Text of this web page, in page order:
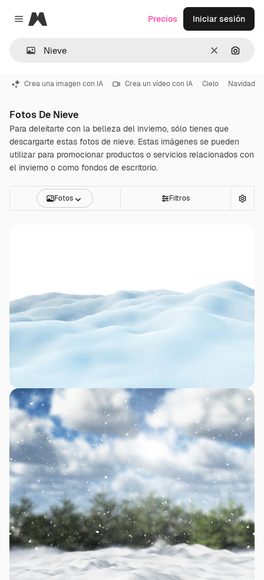
Close menu
Magnific
Borrar
Precios Iniciar sesión
Crea una imagen con IA Crea un vídeo con IA Cielo Navidad
Fotos De Nieve
Para deleitarte con la belleza del invierno, sólo tienes que
descargarte estas fotos de nieve. Estas imágenes se pueden
utilizar para promocionar productos o servicios relacionados con
el invierno o como fondos de escritorio.
Fotos Filtros